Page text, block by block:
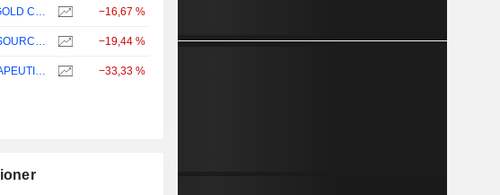
NULEGACY GOLD CORPORATION −16,67 %
GABRIEL RESOURCES LTD. −19,44 %
APPILI THERAPEUTICS INC. −33,33 %